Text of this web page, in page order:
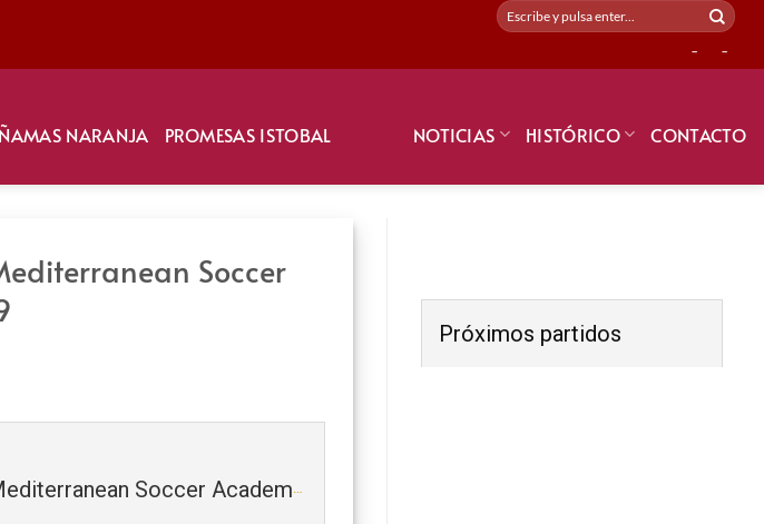
- -
NARANJA PROMESAS ISTOBAL NOTICIAS HISTÓRICO CONTACTO
Soccer
Mediterranean Soccer Academy (Benjamín) 2019
Próximos partidos